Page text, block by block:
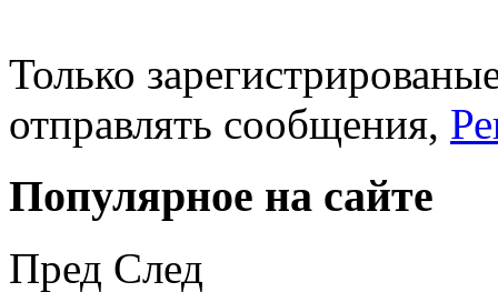
Только
отправлять сообщения,
Популярное на сайте
Пред След